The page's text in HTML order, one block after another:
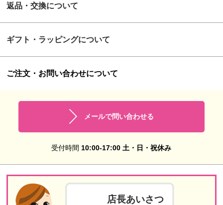
返品・交換について
ギフト・ラッピングについて
ご注文・お問い合わせについて
メールで問い合わせる
受付時間 10:00-17:00 土・日・祝休み
店長あいさつ